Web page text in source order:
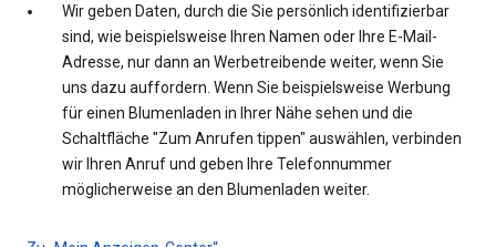
Wir geben Daten, durch die Sie persönlich identifizierbar
sind, wie beispielsweise Ihren Namen oder Ihre E-Mail-
Adresse, nur dann an Werbetreibende weiter, wenn Sie
uns dazu auffordern. Wenn Sie beispielsweise Werbung
für einen Blumenladen in Ihrer Nähe sehen und die
Schaltfläche "Zum Anrufen tippen" auswählen, verbinden
wir Ihren Anruf und geben Ihre Telefonnummer
möglicherweise an den Blumenladen weiter.